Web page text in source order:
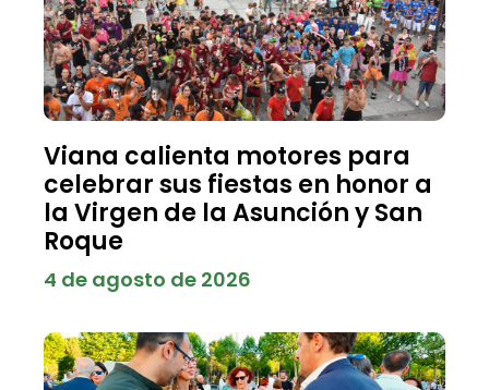
Viana calienta motores para
celebrar sus fiestas en honor a
la Virgen de la Asunción y San
Roque
4 de agosto de 2026